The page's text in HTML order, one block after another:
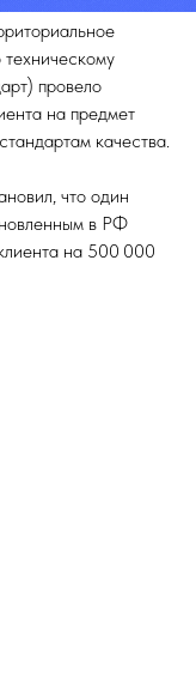
провело
на предмет
качества.
что один
в РФ
на 500 000